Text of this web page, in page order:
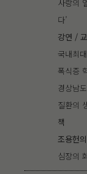
사랑의
다’
강연 /
국내최
폭식증
경상남
질환의
책
조용헌
심장의